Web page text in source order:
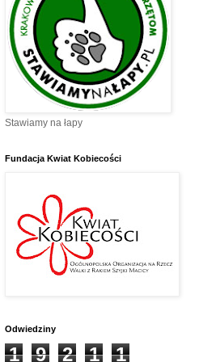
Stawiamy na łapy
Fundacja Kwiat Kobiecości
Odwiedziny
1 9 2 1
1